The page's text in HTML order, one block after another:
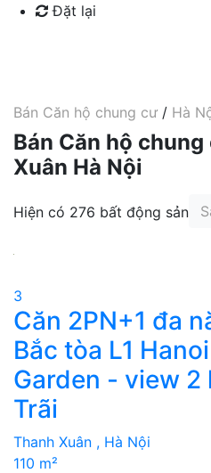
Đặt lại
Bán Căn hộ chung cư / Hà
Bán Căn hộ
Xuân Hà Nội
Hiện có 276 bất động sản
3
Căn 2PN+1 đa
Bắc tòa L1
Garden - view 2
Trãi
Thanh Xuân , Hà Nội
110 m²